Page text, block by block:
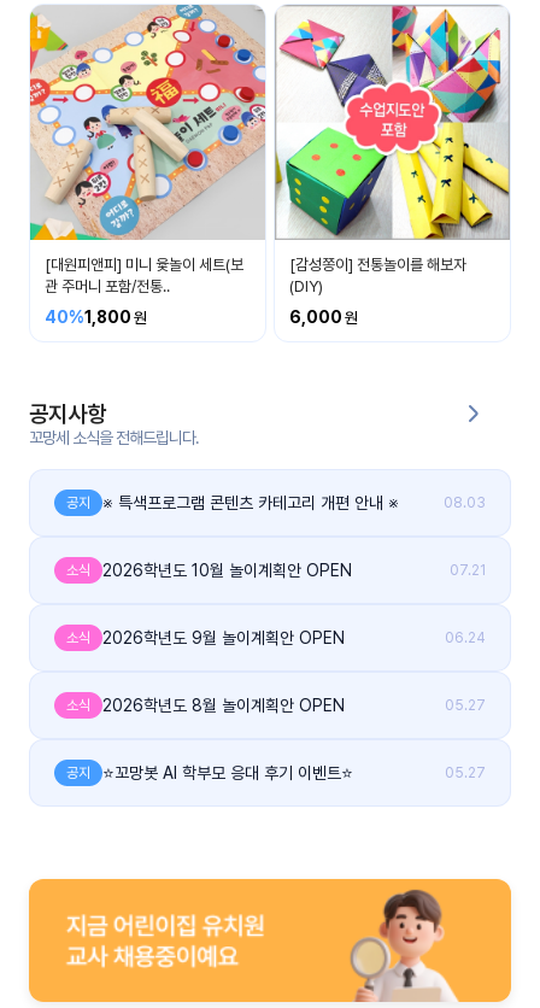
커
뮤
니
티
공지
사항
이벤
트
우리
들의
기
후기
게시
판
타그
램
그
[대원피앤피] 미니 윷놀이 세트(보
관 주머니 포함/전통..
40%1,800
[감성쫑이] 전통놀이를 해보자
(DIY)
6,000
공지사항
꼬망세 소식을 전해드립니다.
공지 ※ 특색프로그램 콘텐츠 카테고리 개편 안내 ※ 08.03
소식 2026학년도 10월 놀이계획안 OPEN 07.21
소식 2026학년도 9월 놀이계획안 OPEN 06.24
소식 2026학년도 8월 놀이계획안 OPEN 05.27
공지 ⭐꼬망봇 AI 학부모 응대 후기 이벤트⭐ 05.27